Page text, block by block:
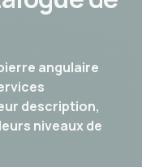
angulaire
description,
niveaux de